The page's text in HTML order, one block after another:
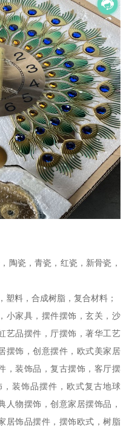
陶瓷，青瓷，红瓷，新骨瓷，
塑料，合成树脂，复合材料；
小家具，摆件摆饰，玄关，沙
艺品摆件，厅摆饰，著华工艺
摆饰，创意摆件，欧式美家居
，装饰品，复古摆饰，客厅摆
装饰品摆件，欧式复古地球
人物摆饰，创意家居摆饰品，
居饰品摆件，摆饰欧式，树脂